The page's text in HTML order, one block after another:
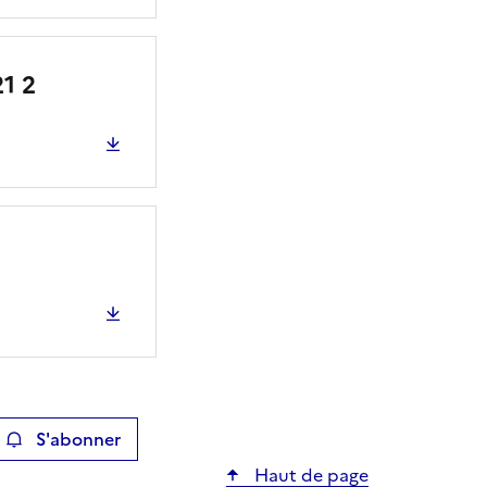
2
S'abonner
Haut de page